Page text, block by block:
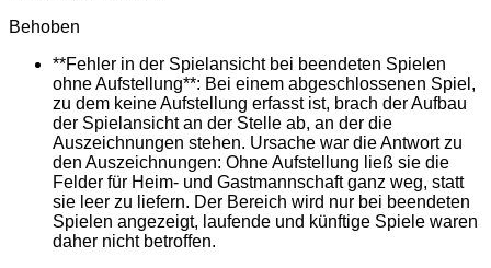
Behoben
**Fehler in der Spielansicht bei beendeten Spielen
ohne Aufstellung**: Bei einem abgeschlossenen Spiel,
zu dem keine Aufstellung erfasst ist, brach der Aufbau
der Spielansicht an der Stelle ab, an der die
Auszeichnungen stehen. Ursache war die Antwort zu
den Auszeichnungen: Ohne Aufstellung ließ sie die
Felder für Heim- und Gastmannschaft ganz weg, statt
sie leer zu liefern. Der Bereich wird nur bei beendeten
Spielen angezeigt, laufende und künftige Spiele waren
daher nicht betroffen.